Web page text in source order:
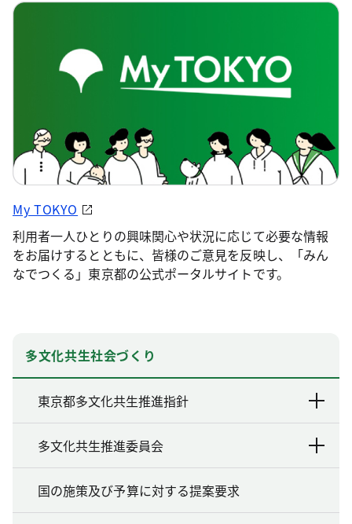
My TOKYO
利用者一人ひとりの興味関心や状況に応じて必要な情報
をお届けするとともに、皆様のご意見を反映し、「みん
なでつくる」東京都の公式ポータルサイトです。
多文化共生社会づくり
東京都多文化共生推進指針
多文化共生推進委員会
国の施策及び予算に対する提案要求